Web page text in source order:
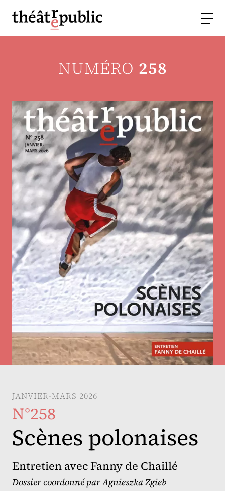
NUMÉRO 258
JANVIER-MARS 2026
N°258
Scènes polonaises
Entretien avec Fanny de Chaillé
Dossier coordonné parAgnieszka Zgieb